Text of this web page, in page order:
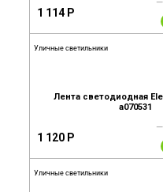
1 114 Р
Уличные светильники
Лента светодиодная
a070531
1 120 Р
−
Уличные светильники